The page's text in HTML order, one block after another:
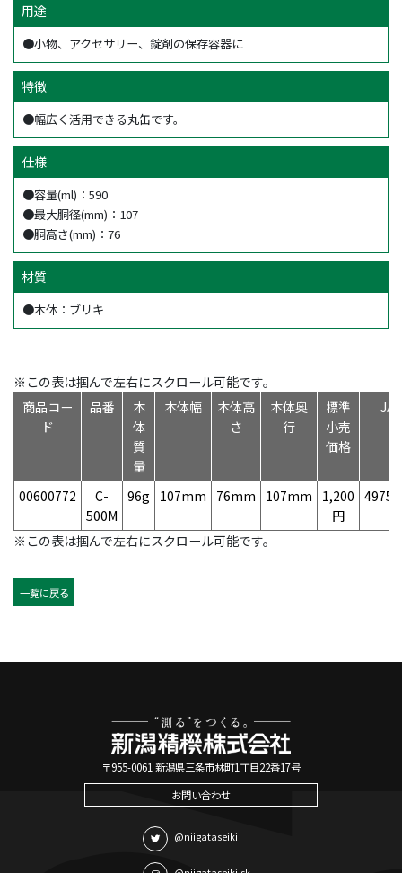
用途
●小物、アクセサリー、錠剤の保存容器に
特徴
●幅広く活用できる丸缶です。
仕様
●容量(ml)：590
●最大胴径(mm)：107
●胴高さ(mm)：76
材質
●本体：ブリキ
※この表は掴んで左右にスクロール可能です。
商品コー
ド
品番
本
体
質
量
本体幅
本体高
さ
本体奥
行
標準
小売
価格
00600772
C-
500M
96g 107mm 76mm 107mm
1,200
円
※この表は掴んで左右にスクロール可能です。
一覧に戻る
〒955-0061 新潟県三条市林町1丁目22番17号
お問い合わせ
@niigataseiki